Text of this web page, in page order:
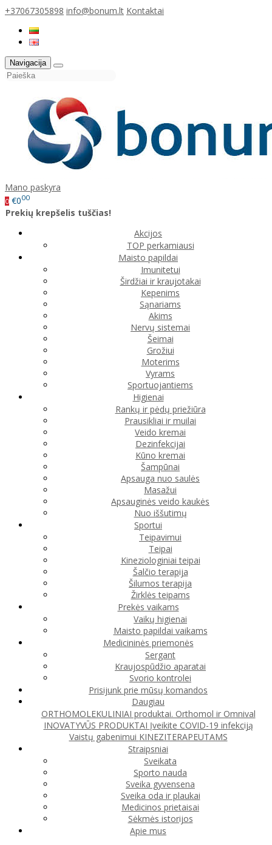
+37067305898 info@bonum.lt Kontaktai
Navigacija
Mano paskyra
0 €000
Prekių krepšelis tuščias!
Akcijos
TOP perkamiausi
Maisto papildai
Imunitetui
Širdžiai ir kraujotakai
Kepenims
Sąnariams
Akims
Nervų sistemai
Šeimai
Grožiui
Moterims
Vyrams
Sportuojantiems
Higienai
Rankų ir pėdų priežiūra
Prausikliai ir muilai
Veido kremai
Dezinfekcijai
Kūno kremai
Šampūnai
Apsauga nuo saulės
Masažui
Apsauginės veido kaukės
Nuo iššutimų
Sportui
Teipavimui
Teipai
Kineziologiniai teipai
Šalčio terapija
Šilumos terapija
Žirklės teipams
Prekės vaikams
Vaikų higienai
Maisto papildai vaikams
Medicininės priemonės
Sergant
Kraujospūdžio aparatai
Svorio kontrolei
Prisijunk prie mūsų komandos
Daugiau
ORTHOMOLEKULINIAI produktai. Orthomol ir Omnival
INOVATYVŪS PRODUKTAI Įveikite COVID-19 infekciją
Vaistų gabenimui KINEZITERAPEUTAMS
Straipsniai
Sveikata
Sporto nauda
Sveika gyvensena
Sveika oda ir plaukai
Medicinos prietaisai
Sėkmės istorijos
Apie mus